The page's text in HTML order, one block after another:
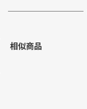
相似商品